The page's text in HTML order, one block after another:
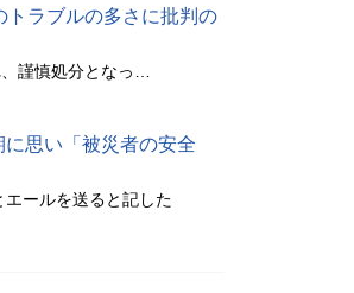
トラブルの多さに批判の
謹慎処分となっ…
思い「被災者の安全
ールを送ると記した